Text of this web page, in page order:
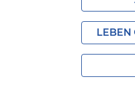
LEBEN